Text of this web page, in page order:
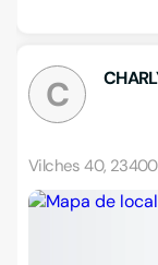
C
Vilches 40,